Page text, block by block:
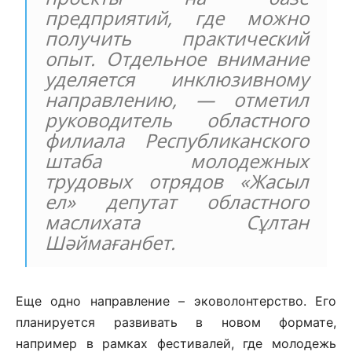
предприятий, где можно
получить практический
опыт. Отдельное внимание
уделяется инклюзивному
направлению, — отметил
руководитель областного
филиала Республиканского
штаба молодежных
трудовых отрядов «Жасыл
ел» депутат областного
маслихата Сұлтан
Шәймағанбет.
Еще одно направление – эковолонтерство. Его
планируется развивать в новом формате,
например в рамках фестивалей, где молодежь